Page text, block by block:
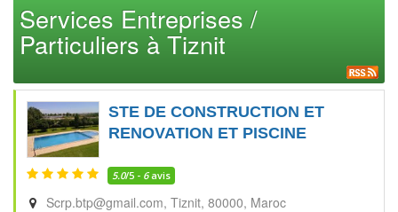
Services Entreprises /
Particuliers à Tiznit
STE DE CONSTRUCTION ET
RENOVATION ET PISCINE
5.0/5 - 6avis
Scrp.btp@gmail.com Tiznit 80000 Maroc